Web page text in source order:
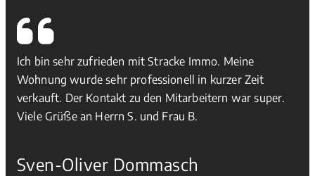
Ich bin sehr zufrieden mit Stracke Immo. Meine
Wohnung wurde sehr professionell in kurzer Zeit
verkauft. Der Kontakt zu den Mitarbeitern war super.
Viele Grüße an Herrn S. und Frau B.
Sven-Oliver Dommasch